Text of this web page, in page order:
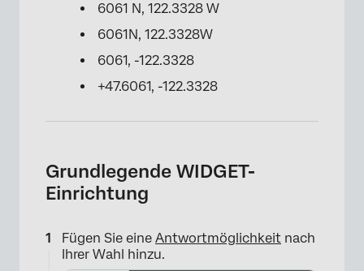
6061 N, 122.3328 W
6061N, 122.3328W
6061, -122.3328
+47.6061, -122.3328
Grundlegende WIDGET-
Einrichtung
Fügen Sie eine Antwortmöglichkeit nach
Ihrer Wahl hinzu.